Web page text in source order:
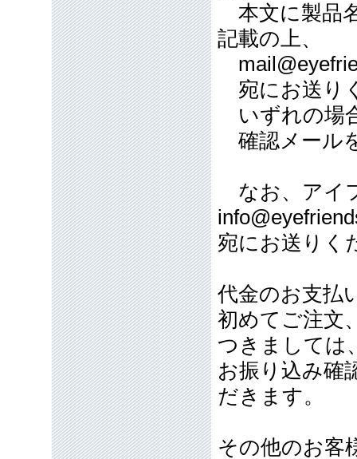
本文に製品
記載の上、
宛にお送り
いずれの場
確認メール
なお、アイ
宛にお送りく
代金のお支払
初めてご注文
つきましては
お振り込み確
だきます。
その他のお客